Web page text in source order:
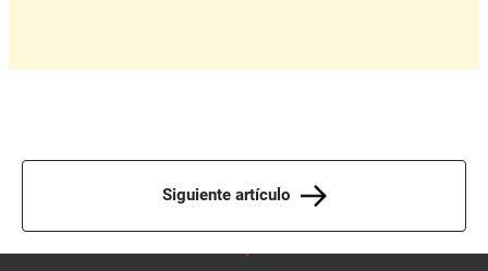
Siguiente artículo